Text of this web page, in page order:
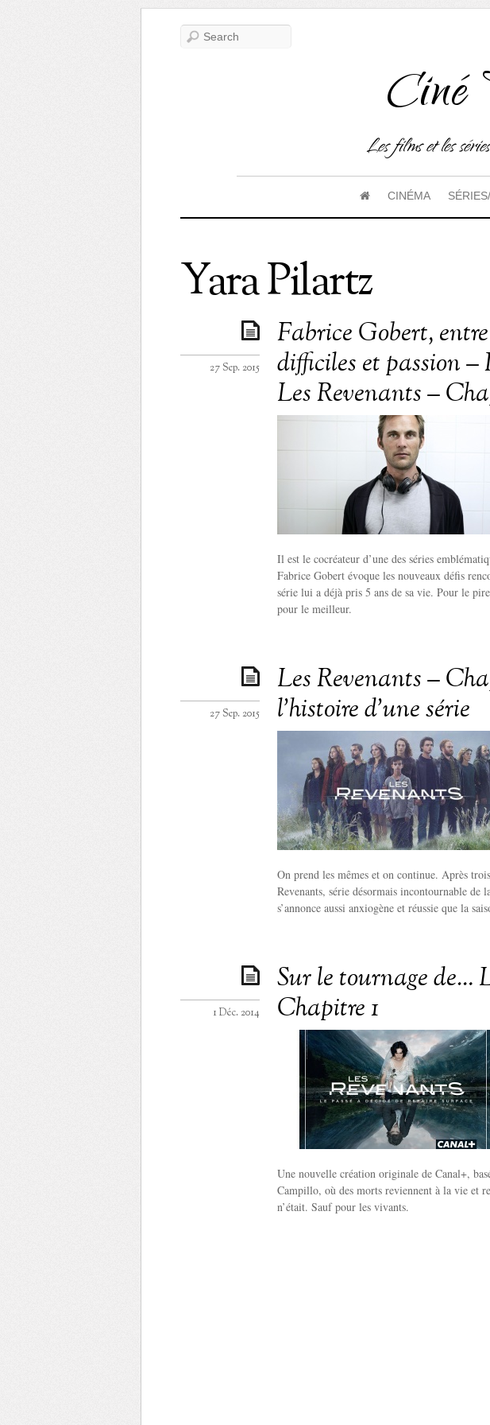
Ciné
Les films et les
CINÉMA
Yara Pilartz
Fabrice Gobert,
difficiles et passion
Les Revenants –
27 Sep. 2015
Il est le cocréateur d’une des séries
Fabrice Gobert évoque les nouveaux défis
série lui a déjà pris 5 ans de sa vie. Pour le
pour le meilleur.
Les Revenants –
l’histoire d’une série
27 Sep. 2015
On prend les mêmes et on continue. Après
Revenants, série désormais incontournable
s’annonce aussi anxiogène et réussie que la
Sur le tournage de…
Chapitre 1
1 Déc. 2014
Une nouvelle création originale de Canal+,
Campillo, où des morts reviennent à la vie et
n’était. Sauf pour les vivants.